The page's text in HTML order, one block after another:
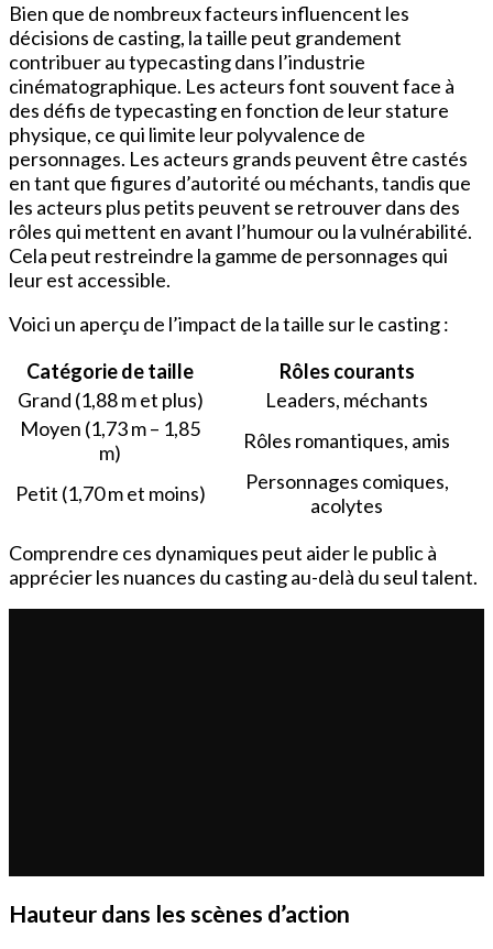
Bien que de nombreux facteurs influencent les
décisions de casting, la taille peut grandement
contribuer au typecasting dans l’industrie
cinématographique. Les acteurs font souvent face à
des défis de typecasting en fonction de leur stature
physique, ce qui limite leur polyvalence de
personnages. Les acteurs grands peuvent être castés
en tant que figures d’autorité ou méchants, tandis que
les acteurs plus petits peuvent se retrouver dans des
rôles qui mettent en avant l’humour ou la vulnérabilité.
Cela peut restreindre la gamme de personnages qui
leur est accessible.
Voici un aperçu de l’impact de la taille sur le casting :
Catégorie de taille
Rôles courants
Grand (1,88 m et plus)
Leaders, méchants
Moyen (1,73 m – 1,85
m)
Rôles romantiques, amis
Petit (1,70 m et moins)
Personnages comiques,
acolytes
Comprendre ces dynamiques peut aider le public à
apprécier les nuances du casting au-delà du seul talent.
Hauteur dans les scènes d’action